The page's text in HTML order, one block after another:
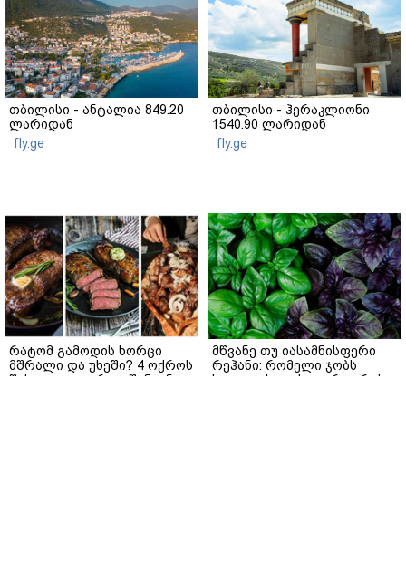
თბილისი - ანტალია 849.20
ლარიდან
fly.ge
თბილისი - ჰერაკლიონი
1540.90 ლარიდან
fly.ge
რატომ გამოდის ხორცი
მშრალი და უხეში? 4 ოქროს
წესი იდეალურად წვნიანი
მწვანე თუ იასამნისფერი
რეჰანი: რომელი ჯობს
სალათისთვის და რა არის